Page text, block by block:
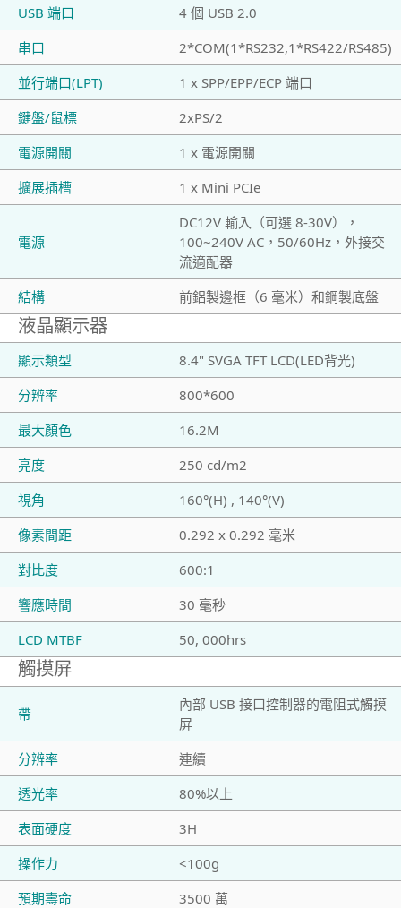
USB 端口
4 個 USB 2.0
串口
2*COM(1*RS232,1*RS422/RS485)
並行端口(LPT)
1 x SPP/EPP/ECP 端口
鍵盤/鼠標
2xPS/2
電源開關
1 x 電源開關
擴展插槽
1 x Mini PCIe
電源
DC12V 輸入（可選 8-30V），
100~240V AC，50/60Hz，外接交
流適配器
結構
前鋁製邊框（6 毫米）和鋼製底盤
液晶顯示器
顯示類型
8.4" SVGA TFT LCD(LED背光)
分辨率
800*600
最大顏色
16.2M
亮度
250 cd/m2
視角
160°(H) , 140°(V)
像素間距
0.292 x 0.292 毫米
對比度
600:1
響應時間
30 毫秒
LCD MTBF
50, 000hrs
觸摸屏
帶
內部 USB 接口控制器的電阻式觸摸
屏
分辨率
連續
透光率
80%以上
表面硬度
3H
操作力
<100g
預期壽命
3500 萬